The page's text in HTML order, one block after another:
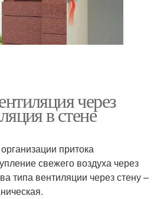
через
в стене
притока
свежего воздуха через
типа вентиляции через стену –